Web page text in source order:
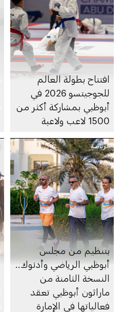
افتتاح بطولة العالم
للجوجيتسو 2026 في
أبوظبي بمشاركة أكثر من
1500 لاعب ولاعبة
الرياضة
بتنظيم من مجلس
أبوظبي الرياضي وأدنوك..
النسخة الثامنة من
ماراثون أبوظبي تعقد
فعالياتها في الإمارة